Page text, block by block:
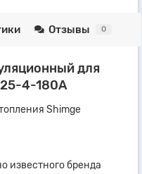
Отзывы 0
для
4-180А
Shimge
известного бренда